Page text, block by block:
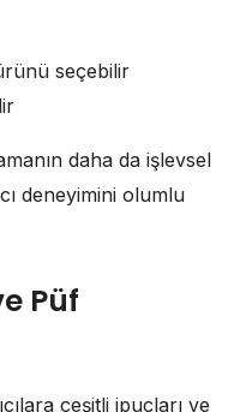
seçebilir
daha da işlevsel
deneyimini olumlu
Püf
çeşitli ipuçları ve